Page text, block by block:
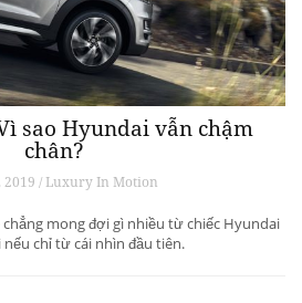
sao Hyundai vẫn chậm
chân?
2019 / Luxury In Motion
mong đợi gì nhiều từ chiếc Hyundai
chỉ từ cái nhìn đầu tiên.